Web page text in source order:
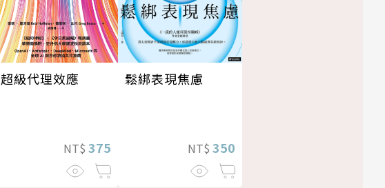
超級代理效應
NT$ 375
鬆綁表現焦慮
NT$ 350